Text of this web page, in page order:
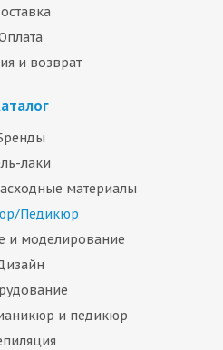
и возврат
лаки
материалы
Педикюр
и моделирование
и педикюр